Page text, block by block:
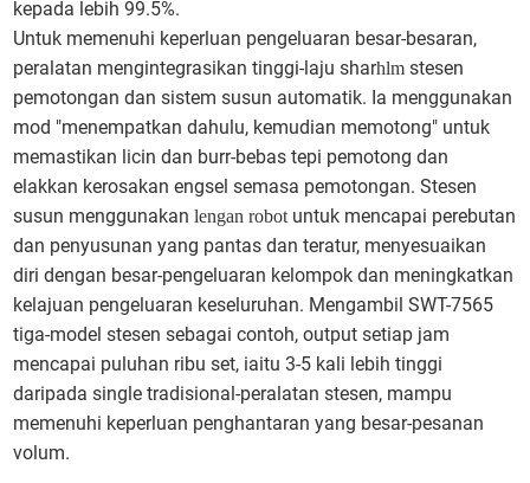
kepada lebih 99.5%.
Untuk memenuhi keperluan pengeluaran besar-besaran,
peralatan mengintegrasikan tinggi-laju sharhlm stesen
pemotongan dan sistem susun automatik. Ia menggunakan
mod "menempatkan dahulu, kemudian memotong" untuk
memastikan licin dan burr-bebas tepi pemotong dan
elakkan kerosakan engsel semasa pemotongan. Stesen
susun menggunakanlengan robotuntuk mencapai perebutan
dan penyusunan yang pantas dan teratur, menyesuaikan
diri dengan besar-pengeluaran kelompok dan meningkatkan
kelajuan pengeluaran keseluruhan. Mengambil SWT-7565
tiga-model stesen sebagai contoh, output setiap jam
mencapai puluhan ribu set, iaitu 3-5 kali lebih tinggi
daripada single tradisional-peralatan stesen, mampu
memenuhi keperluan penghantaran yang besar-pesanan
volum.